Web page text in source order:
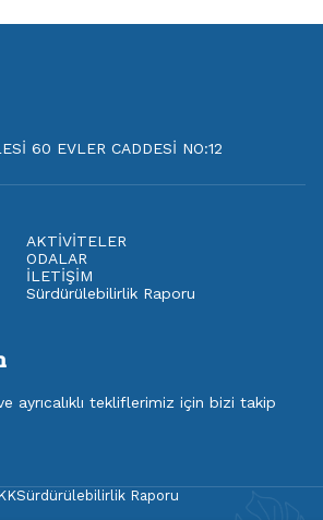
60 EVLER CADDESİ NO:12
AKTİVİTELER
ODALAR
İLETİŞİM
Sürdürülebilirlik Raporu
ayrıcalıklı tekliflerimiz için bizi takip
Sürdürülebilirlik Raporu